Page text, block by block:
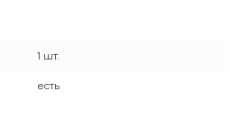
1 шт.
есть